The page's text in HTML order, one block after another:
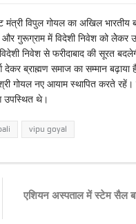
विपुल गोयल का अखिल भारतीय
और गुरूग्राम में विदेशी निवेश को लेेकर
निवेश से फरीदाबाद की सूरत
देकर ब्राह्मण समाज का सम्मान
गोयल नए आयाम स्थापित करते
उपस्थित थे।
vipu goyal
एशियन अस्पताल में स्टेम सैल